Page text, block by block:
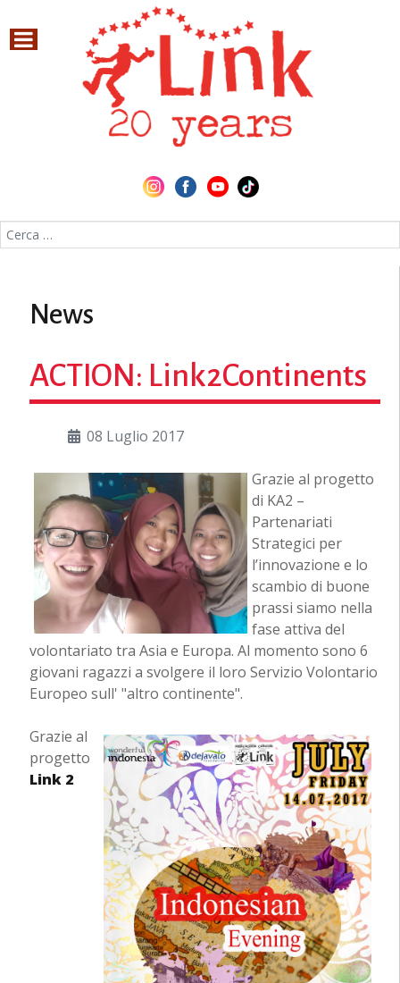
Cerca nel sito
News
ACTION: Link2Continents
08 Luglio 2017
Grazie al progetto
di KA2 –
Partenariati
Strategici per
l’innovazione e lo
scambio di buone
prassi siamo nella
fase attiva del
volontariato tra Asia e Europa. Al momento sono 6
giovani ragazzi a svolgere il loro Servizio Volontario
Europeo sull' "altro continente".
Grazie al
progetto
Link 2